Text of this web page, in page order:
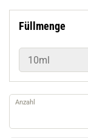
Füllmenge
10ml
Anzahl